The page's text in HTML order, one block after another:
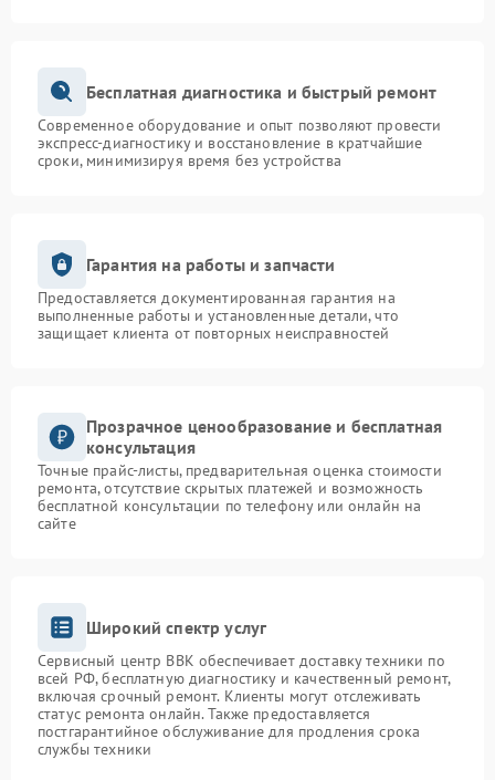
Бесплатная диагностика и быстрый ремонт
Современное оборудование и опыт позволяют провести
экспресс-диагностику и восстановление в кратчайшие
сроки, минимизируя время без устройства
Гарантия на работы и запчасти
Предоставляется документированная гарантия на
выполненные работы и установленные детали, что
защищает клиента от повторных неисправностей
Прозрачное ценообразование и бесплатная
консультация
Точные прайс-листы, предварительная оценка стоимости
ремонта, отсутствие скрытых платежей и возможность
бесплатной консультации по телефону или онлайн на
сайте
Широкий спектр услуг
Сервисный центр BBK обеспечивает доставку техники по
всей РФ, бесплатную диагностику и качественный ремонт,
включая срочный ремонт. Клиенты могут отслеживать
статус ремонта онлайн. Также предоставляется
постгарантийное обслуживание для продления срока
службы техники